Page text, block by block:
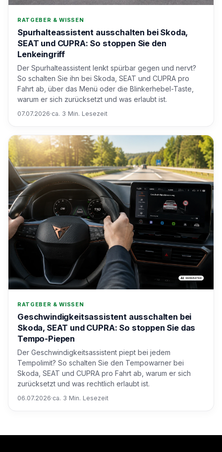
RATGEBER & WISSEN
Spurhalteassistent ausschalten bei Skoda,
SEAT und CUPRA: So stoppen Sie den
Lenkeingriff
Der Spurhalteassistent lenkt spürbar gegen und nervt?
So schalten Sie ihn bei Skoda, SEAT und CUPRA pro
Fahrt ab, über das Menü oder die Blinkerhebel-Taste,
warum er sich zurücksetzt und was erlaubt ist.
07.07.2026·ca. 3 Min. Lesezeit
RATGEBER & WISSEN
Geschwindigkeitsassistent ausschalten bei
Skoda, SEAT und CUPRA: So stoppen Sie das
Tempo-Piepen
Der Geschwindigkeitsassistent piept bei jedem
Tempolimit? So schalten Sie den Tempowarner bei
Skoda, SEAT und CUPRA pro Fahrt ab, warum er sich
zurücksetzt und was rechtlich erlaubt ist.
06.07.2026·ca. 3 Min. Lesezeit